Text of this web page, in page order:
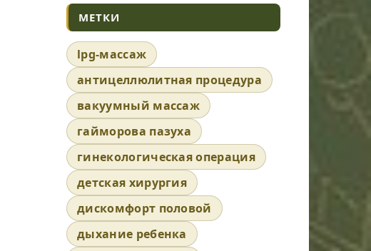
МЕТКИ
lpg-массаж
антицеллюлитная процедура
вакуумный массаж
гайморова пазуха
гинекологическая операция
детская хирургия
дискомфорт половой
дыхание ребенка